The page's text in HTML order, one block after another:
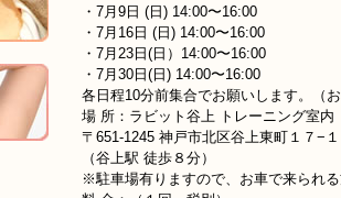
・7月9日 (日) 14:00〜16:00
・7月16日 (日) 14:00〜16:00
・7月23日(日）14:00〜16:00
・7月30日(日) 14:00〜16:00
各日程10分前集合でお願いします。（お
場 所：ラビット谷上 トレーニング室内
〒651-1245 神戸市北区谷上東町１７−１
（谷上駅 徒歩８分）
※駐車場有りますので、お車で来られ